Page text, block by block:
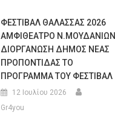
ΦΕΣΤΙΒΑΛ ΘΑΛΑΣΣΑΣ 2026
ΑΜΦΙΘΕΑΤΡΟ Ν.ΜΟΥΔΑΝΙΩΝ
ΔΙΟΡΓΑΝΩΣΗ ΔΗΜΟΣ ΝΕΑΣ
ΠΡΟΠΟΝΤΙΔΑΣ ΤΟ
ΠΡΟΓΡΑΜΜΑ ΤΟΥ ΦΕΣΤΙΒΑΛ
12 Ιουλίου 2026
Gr4you